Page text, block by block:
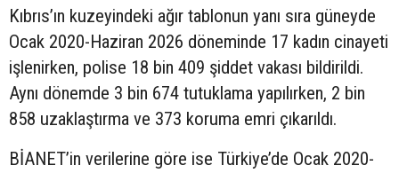
Kıbrıs’ın kuzeyindeki ağır tablonun yanı sıra güneyde
Ocak 2020-Haziran 2026 döneminde 17 kadın cinayeti
işlenirken, polise 18 bin 409 şiddet vakası bildirildi.
Aynı dönemde 3 bin 674 tutuklama yapılırken, 2 bin
858 uzaklaştırma ve 373 koruma emri çıkarıldı.
BİANET’in verilerine göre ise Türkiye’de Ocak 2020-